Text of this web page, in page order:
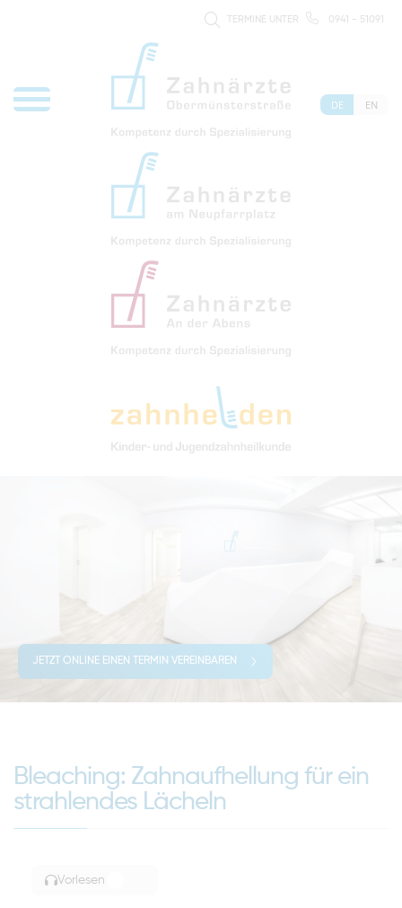
TERMINE UNTER 0941 - 51091
DE EN
JETZT ONLINE EINEN TERMIN VEREINBAREN
Bleaching: Zahnaufhellung für ein
strahlendes Lächeln
Vorlesen